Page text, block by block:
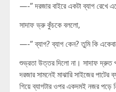
—-” দরজার বাইরে একটা ব্যাগ রেখে
সাদাফ ভ্রু কুঁচকে বললো,
—-” ব্যাগ? ব্যাগ কেন? তুমি কি
শুভ্রতা উত্তর দিলো না। সাদাফ দ্রুত
দরজার সামনেই মাঝারি সাইজের
গিয়ে ব্যাগটার ওপর একদমই নজর পড়ে